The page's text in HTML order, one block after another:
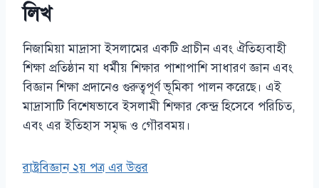
লিখ
নিজামিয়া মাদ্রাসা ইসলামের একটি প্রাচীন এবং ঐতিহ্যবাহী
শিক্ষা প্রতিষ্ঠান যা ধর্মীয় শিক্ষার পাশাপাশি সাধারণ জ্ঞান এবং
বিজ্ঞান শিক্ষা প্রদানেও গুরুত্বপূর্ণ ভূমিকা পালন করেছে। এই
মাদ্রাসাটি বিশেষভাবে ইসলামী শিক্ষার কেন্দ্র হিসেবে পরিচিত,
এবং এর ইতিহাস সমৃদ্ধ ও গৌরবময়।
রাষ্ট্রবিজ্ঞান ২য় পত্র এর উত্তর